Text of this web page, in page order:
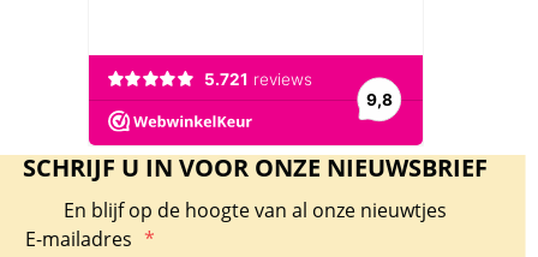
SCHRIJF U IN VOOR ONZE NIEUWSBRIEF
En blijf op de hoogte van al onze nieuwtjes
E-mailadres *